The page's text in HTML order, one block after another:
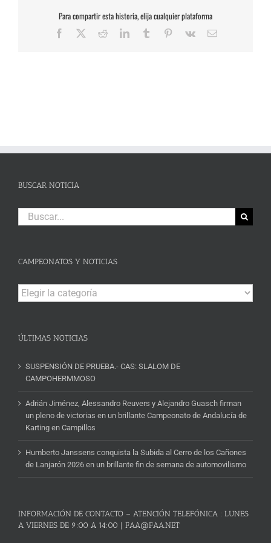
Para compartir esta historia, elija cualquier plataforma
Facebook RedditLinkedInTumblr Pinterest
Vk
Correo
BUSCAR NOTICIA
Buscar:
CAMPEONATOS Y NOTICIAS
Campeonatos
y
ÚLTIMAS NOTICIAS
SUSPENSIÓN DE PRUEBA.- CAS: SLALOM DE
CAMPOHERMMOSO
Adrián Jiménez, Alessandro Reuvers y Alejandro Guasch firman
un pleno de victorias en un brillante Campeonato de Andalucía de
Karting en Campillos
Humberto Janssens conquista la Subida al Cerro de los Cañones
de Lanjarón 2026 en un brillante fin de semana de automovilismo
INFORMACIÓN DE CONTACTO – ATENCIÓN TELEFÓNICA : LUNES
A VIERNES DE 9:00 A 14:00 | FAA@FAA.NET